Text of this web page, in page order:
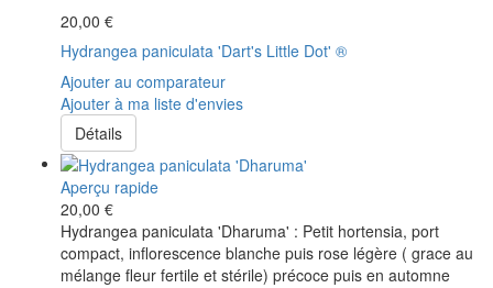
20,00 €
Hydrangea paniculata 'Dart's Little Dot' ®
Ajouter au comparateur
Ajouter à ma liste d'envies
Détails
Aperçu rapide
20,00 €
Hydrangea paniculata 'Dharuma' : Petit hortensia, port
compact, inflorescence blanche puis rose légère ( grace au
mélange fleur fertile et stérile) précoce puis en automne